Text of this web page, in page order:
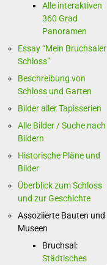
Alle interaktiven
360 Grad
Panoramen
Essay “Mein Bruchsaler
Schloss”
Beschreibung von
Schloss und Garten
Bilder aller Tapisserien
Alle Bilder / Suche nach
Bildern
Historische Pläne und
Bilder
Überblick zum Schloss
und zur Geschichte
Assoziierte Bauten und
Museen
Bruchsal:
Städtisches